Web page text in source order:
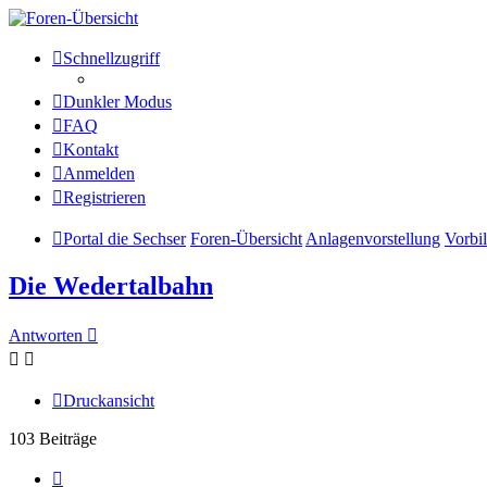
Die Sechser -
Anlagenmeisterei
Zum Inhalt
Schnellzugriff
Dunkler Modus
FAQ
Kontakt
Anmelden
Registrieren
Portal die Sechser Foren-Übersicht Anlagenvorstellung
Die Wedertalbahn
Antworten
Druckansicht
103 Beiträge